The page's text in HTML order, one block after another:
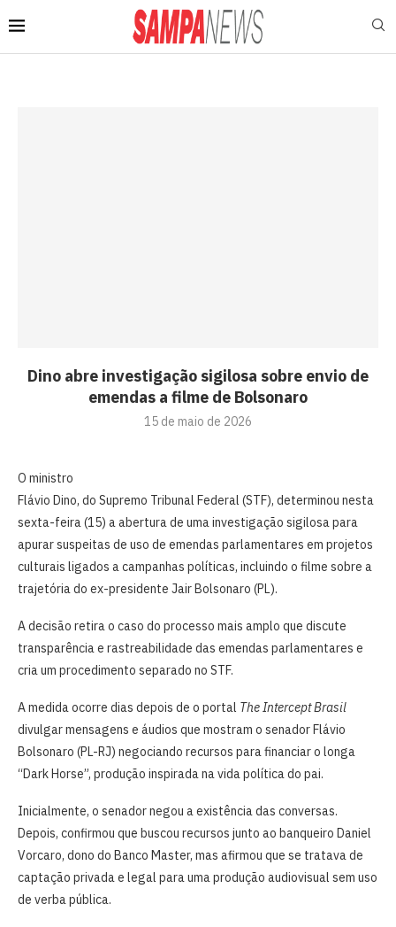
Dino abre investigação sigilosa sobre envio de
emendas a filme de Bolsonaro
15 de maio de 2026
O ministro
Flávio Dino, do Supremo Tribunal Federal (STF), determinou nesta
sexta-feira (15) a abertura de uma investigação sigilosa para
apurar suspeitas de uso de emendas parlamentares em projetos
culturais ligados a campanhas políticas, incluindo o filme sobre a
trajetória do ex-presidente Jair Bolsonaro (PL).
A decisão retira o caso do processo mais amplo que discute
transparência e rastreabilidade das emendas parlamentares e
cria um procedimento separado no STF.
A medida ocorre dias depois de o portal The Intercept Brasil
divulgar mensagens e áudios que mostram o senador Flávio
Bolsonaro (PL-RJ) negociando recursos para financiar o longa
“Dark Horse”, produção inspirada na vida política do pai.
Inicialmente, o senador negou a existência das conversas.
Depois, confirmou que buscou recursos junto ao banqueiro Daniel
Vorcaro, dono do Banco Master, mas afirmou que se tratava de
captação privada e legal para uma produção audiovisual sem uso
de verba pública.